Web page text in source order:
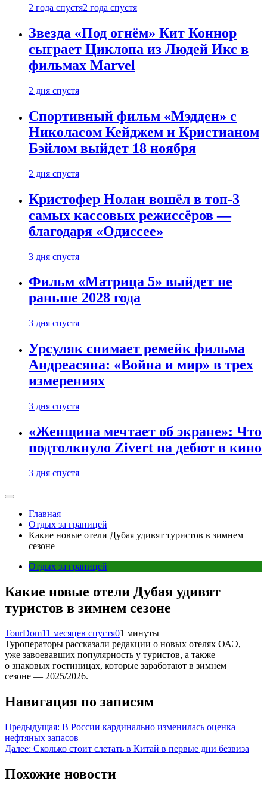
2 года спустя2 года спустя
Звезда «Под огнём» Кит Коннор
сыграет Циклопа из Людей Икс в
фильмах Marvel
2 дня спустя
Спортивный фильм «Мэдден» с
Николасом Кейджем и Кристианом
Бэйлом выйдет 18 ноября
2 дня спустя
Кристофер Нолан вошёл в топ-3
самых кассовых режиссёров —
благодаря «Одиссее»
3 дня спустя
Фильм «Матрица 5» выйдет не
раньше 2028 года
3 дня спустя
Урсуляк снимает ремейк фильма
Андреасяна: «Война и мир» в трех
измерениях
3 дня спустя
«Женщина мечтает об экране»: Что
подтолкнуло Zivert на дебют в кино
3 дня спустя
Главная
Отдых за границей
Какие новые отели Дубая удивят туристов в зимнем
сезоне
Отдых за границей
Какие новые отели Дубая удивят
туристов в зимнем сезоне
TourDom11 месяцев спустя01 минуты
Туроператоры рассказали редакции о новых отелях ОАЭ,
уже завоевавших популярность у туристов, а также
о знаковых гостиницах, которые заработают в зимнем
сезоне — 2025/2026.
Навигация по записям
Предыдущая: В России кардинально изменилась оценка
нефтяных запасов
Далее: Сколько стоит слетать в Китай в первые дни безвиза
Похожие новости